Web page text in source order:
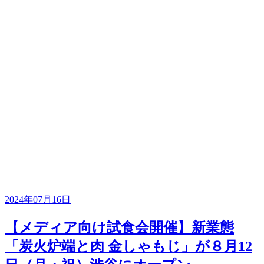
2024年07月16日
【メディア向け試食会開催】新業態
「炭火炉端と肉 金しゃもじ」が８月12